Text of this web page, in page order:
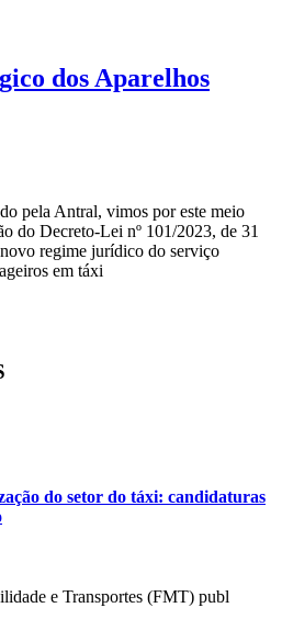
dos Aparelhos
pela Antral, vimos por este meio
do Decreto-Lei nº 101/2023, de 31
regime jurídico do serviço
em táxi
do setor do táxi: candidaturas
e Transportes (FMT) publ